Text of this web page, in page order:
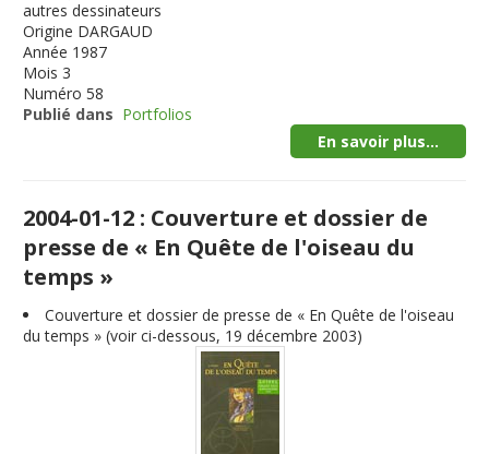
autres dessinateurs
Origine DARGAUD
Année 1987
Mois 3
Numéro 58
Publié dans Portfolios
En savoir plus...
2004-01-12 : Couverture et dossier de
presse de « En Quête de l'oiseau du
temps »
Couverture et dossier de presse de « En Quête de l'oiseau
du temps » (voir ci-dessous, 19 décembre 2003)